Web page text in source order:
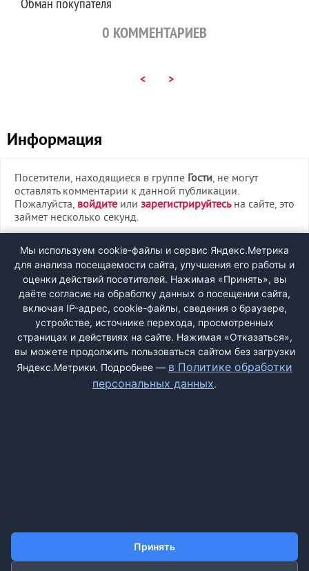
0 КОММЕНТАРИЕВ
< >
Информация
Посетители, находящиеся в группе Гости, не могут
оставлять комментарии к данной публикации.
Пожалуйста, войдите или зарегистрируйтесьна сайте, это
займет несколько секунд.
ВХОД
РЕГИСТРАЦИЯ
Быстрая регистрациячерез соцсети:
ПОЛИТИКА ОБРАБОТКИ ПЕРСОНАЛЬНЫХ ДАННЫХ
Мы используем cookie-файлы и сервис Яндекс.Метрика
для анализа посещаемости сайта, улучшения его работы и
оценки действий посетителей. Нажимая «Принять», вы
даёте согласие на обработку данных о посещении сайта,
включая IP-адрес, cookie-файлы, сведения о браузере,
устройстве, источнике перехода, просмотренных
страницах и действиях на сайте. Нажимая «Отказаться»,
вы можете продолжить пользоваться сайтом без загрузки
Яндекс.Метрики. Подробнее — в Политике обработки
персональных данных.
Принять